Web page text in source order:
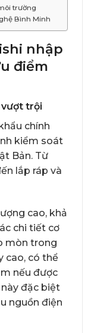
trường
Bình Minh
nhập
điểm
vượt trội
chính
kiểm soát
Bản. Từ
lắp ráp và
cao, khả
chi tiết cơ
mòn trong
cao, có thể
nếu được
đặc biệt
nguồn điện